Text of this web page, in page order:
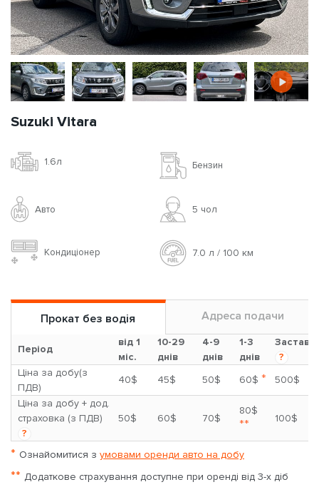
Suzuki Vitara
1.6л Бензин
Авто 5 чoл
Кондиціонер 7.0 л / 100 км
Прокат без водія Адреса подачи
Період
від 1
міс.
10-29
днів
4-9
днів
1-3
днів
Застава
?
Ціна за добу(з
ПДВ)
40$ 45$ 50$ 60$ *
500$
Ціна за добу + дод.
страховка (з ПДВ)
?
50$ 60$ 70$
80$
** 100$
* Ознайомитися з умовами оренди авто на добу
** Додаткове страхування доступне при оренді від 3-х діб